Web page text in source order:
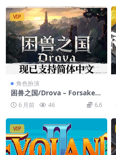
VIP
角色扮演
困兽之国/Drova – Forsaken
Kin6 月前 46 6.6
VIP